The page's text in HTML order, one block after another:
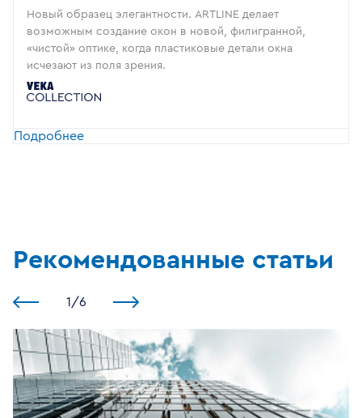
Новый образец элегантности. ARTLINE делает
возможным создание окон в новой, филигранной,
«чистой» оптике, когда пластиковые детали окна
исчезают из поля зрения.
Подробнее
Рекомендованные статьи
1 /6